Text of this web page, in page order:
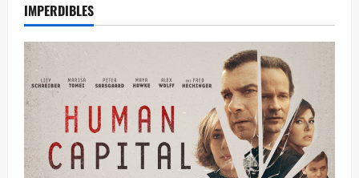
IMPERDIBLES